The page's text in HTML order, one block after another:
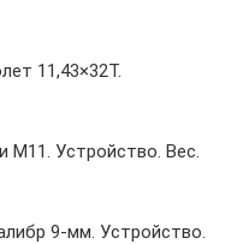
11,43×32Т.
Устройство. Вес.
9-мм. Устройство.